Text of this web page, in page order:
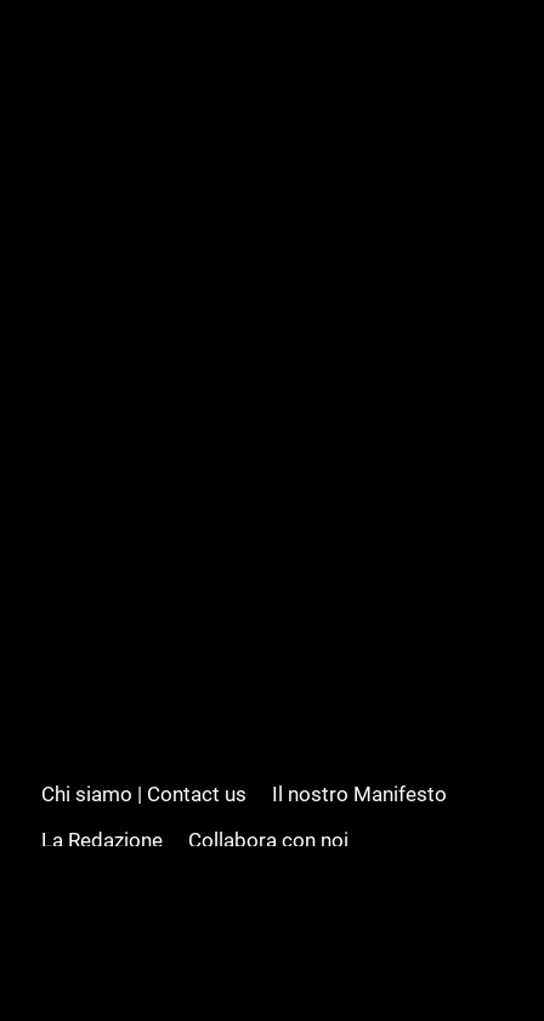
Chi siamo | Contact us
Il nostro Manifesto
La Redazione
Collabora con noi